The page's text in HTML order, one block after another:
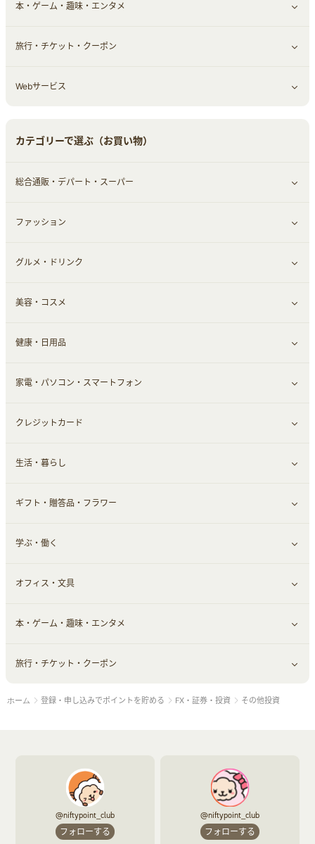
引越し
エコ・エネルギー
車情報・カーシェア・レンタル
習い事・学習・学校
仕事・転職
すべて見る
オフィス・文具
本・ゲーム・趣味・エンタメ
すべて見る
ゲーム・趣味
旅行・チケット・クーポン
すべて見る
Webサービス
カテゴリーで選ぶ（お買い物）
総合通販・デパート・スーパー
すべて見る
総合通販
デパート・スーパー
ファッション
すべて見る
ファッション
インナー・下着
靴・フットウェア
小物・かばん
スーツ・フォーマル
グルメ・ドリンク
すべて見る
グルメ
ドリンク
お酒
食材宅配
美容・コスメ
すべて見る
スキンケア
メイクアップ
ヘアケア
メンズ美容
美容・ダイエット用品
脱毛用品
美容食品
健康・日用品
すべて見る
健康食品｜青汁・飲料
健康食品｜乳酸菌・ケフィア
健康食品｜その他
スポーツ・フィットネス
日用品・薬局・からだ
家電・パソコン・スマートフォン
すべて見る
家電・パソコン・ソフトウェア
スマホ・携帯電話・SIM
クレジットカード
すべて見る
クレジットカード
生活・暮らし
すべて見る
車情報・カーシェア・レンタル
お役立ち
生活雑貨・家具インテリア
赤ちゃん・こども・マタニティ
ペット
ギフト・贈答品・フラワー
すべて見る
ギフト・贈答品
フラワー
学ぶ・働く
すべて見る
習い事・学習・学校
オフィス・文具
すべて見る
オフィス・文具
本・ゲーム・趣味・エンタメ
すべて見る
ゲーム・趣味
旅行・チケット・クーポン
すべて見る
チケット・クーポン・チラシ
ホーム 登録・申し込みでポイントを貯める FX・証券・投資 その他投資
@niftypoint_club
フォローする
@niftypoint_club
フォローする